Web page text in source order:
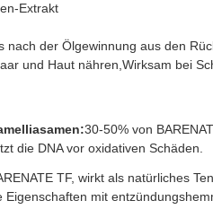
Extrakt
nach der Ölgewinnung aus den
und Haut nähren,Wirksam bei
30-50% von
die DNA vor oxidativen Schäden.
TF, wirkt als natürliches
Eigenschaften mit